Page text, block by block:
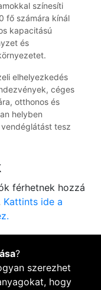
színesíti
fő számára kínál
kapacitású
és
elhelyezkedés
céges
otthonos és
helyben
tesz
férhetnek hozzá
Kattints ide a
?
szerezhet
hogy